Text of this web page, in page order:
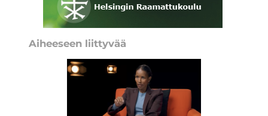
Aiheeseen liittyvää